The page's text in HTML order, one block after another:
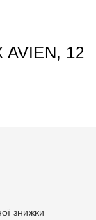
AVIEN, 12
знижки